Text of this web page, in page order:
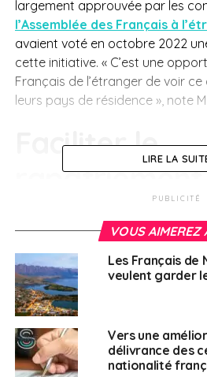
largement approuvée par les
l’Assemblée des Français à
avaient voté en octobre 2022
cette initiative. « C’est une
Français de l’étranger de voir
leurs pays de résidence », note
Faciliter le
Françaises
pratiquer une
Car, comme le constate la
Mouret (PS), « les
interdire ou à restreindre l’accès à
États-Unis, en Pologne ou en
LIRE LA
PUBLICITÉ
VOUS AIMEREZ
Les Français de
veulent garder
Vers une
délivrance des
nationalité